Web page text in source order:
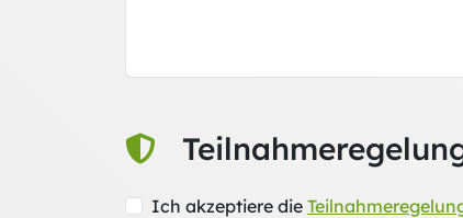
Ich akzeptiere die